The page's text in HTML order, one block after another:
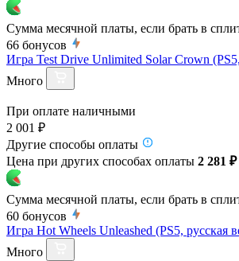
Сумма месячной платы, если брать в
66 бонусов
Игра Test Drive Unlimited Solar Crown
Много
При оплате наличными
2 001 ₽
Другие способы оплаты
Цена при других способах оплаты 2 281 ₽
Сумма месячной платы, если брать в
60 бонусов
Игра Hot Wheels Unleashed (PS5, русская
Много